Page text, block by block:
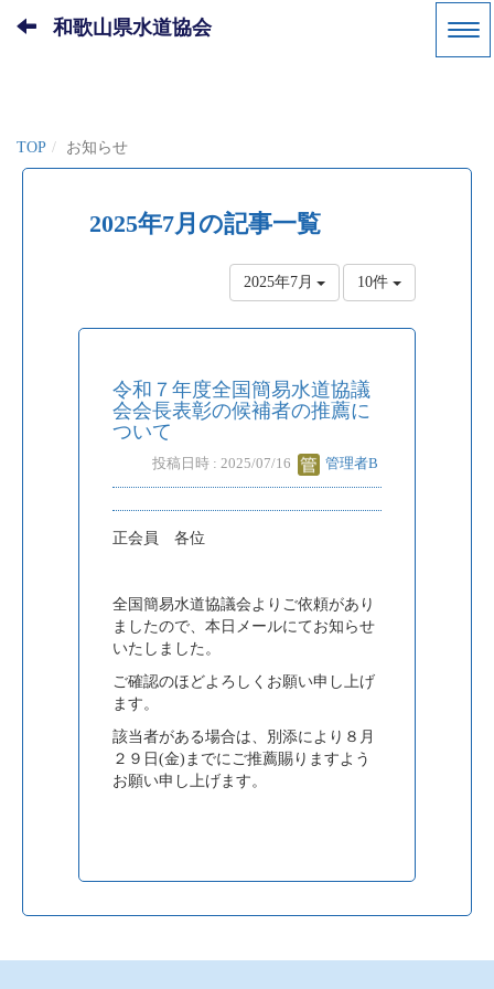
和歌山県水道協会
TOP お知らせ
2025年7月の記事一覧
2025年7月 10件
令和７年度全国簡易水道協議
会会長表彰の候補者の推薦に
ついて
投稿日時 : 2025/07/16 管理者B
正会員 各位
全国簡易水道協議会よりご依頼があり
ましたので、本日メールにてお知らせ
いたしました。
ご確認のほどよろしくお願い申し上げ
ます。
該当者がある場合は、別添により８月
２９日(金)までにご推薦賜りますよう
お願い申し上げます。